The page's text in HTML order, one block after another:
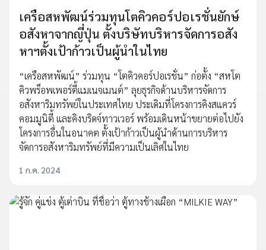
เครือสหพัฒน์ร่วมทุนโตคิวคอร์ปอเรชั่นยักษ์
อสังหาจากญี่ปุ่น ตั้งบริษัทบริหารจัดการอสัง
หาฯตั้งเป้าก้าวเป็นผู้นำในไทย
“เครือสหพัฒน์” ร่วมทุน “โตคิวคอร์ปอเรชั่น” ก่อตั้ง “สหโต
คิวพร็อพเพอร์ตี้แมเนจเมนต์” ลุยธุรกิจด้านบริหารจัดการ
อสังหาริมทรัพย์ในประเทศไทย ประเดิมที่โครงการคิงสแควร์
คอมมูนิตี้ และคิงบริดจ์ทาวเวอร์ พร้อมเดินหน้าขยายต่อไปยัง
โครงการอื่นในอนาคต ตั้งเป้าก้าวเป็นผู้นำด้านการบริหาร
จัดการอสังหาริมทรัพย์ที่มีความเป็นเลิศในไทย
1 ก.ค. 2024